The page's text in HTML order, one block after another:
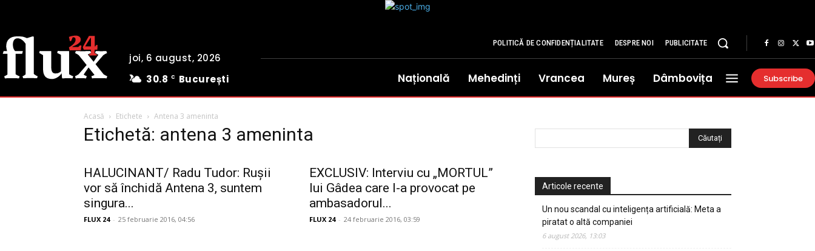
joi, 6 august, 2026
30.8 C București
POLITICĂ DE CONFIDENȚIALITATE DESPRE NOI PUBLICITATE
Națională Mehedinți Vrancea Mureș Dâmbovița Subscribe
Acasă Etichete Antena 3 ameninta
Etichetă: antena 3 ameninta
HALUCINANT/ Radu Tudor: Rușii
vor să închidă Antena 3, suntem
singura...
FLUX 24 - 25 februarie 2016, 04:56
EXCLUSIV: Interviu cu „MORTUL”
lui Gâdea care l-a provocat pe
ambasadorul...
FLUX 24 - 24 februarie 2016, 03:59
Articole recente
Un nou scandal cu inteligența artificială: Meta a
piratat o altă companiei
6 august 2026, 13:03